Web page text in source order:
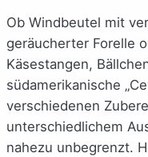
Ob Windbeutel mit
geräucherter Forelle
Käsestangen,
südamerikanische
verschiedenen
unterschiedlichem
nahezu unbegrenzt.